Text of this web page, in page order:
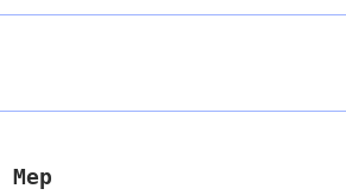
Мер